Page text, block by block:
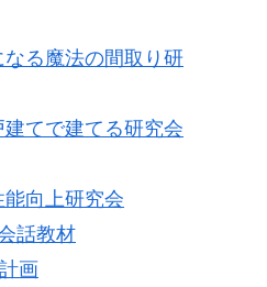
る魔法の間取り研
てで建てる研究会
向上研究会
話教材
画